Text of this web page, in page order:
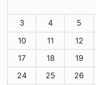
3
4 5
10
11 12
17
18 19
24
25 26